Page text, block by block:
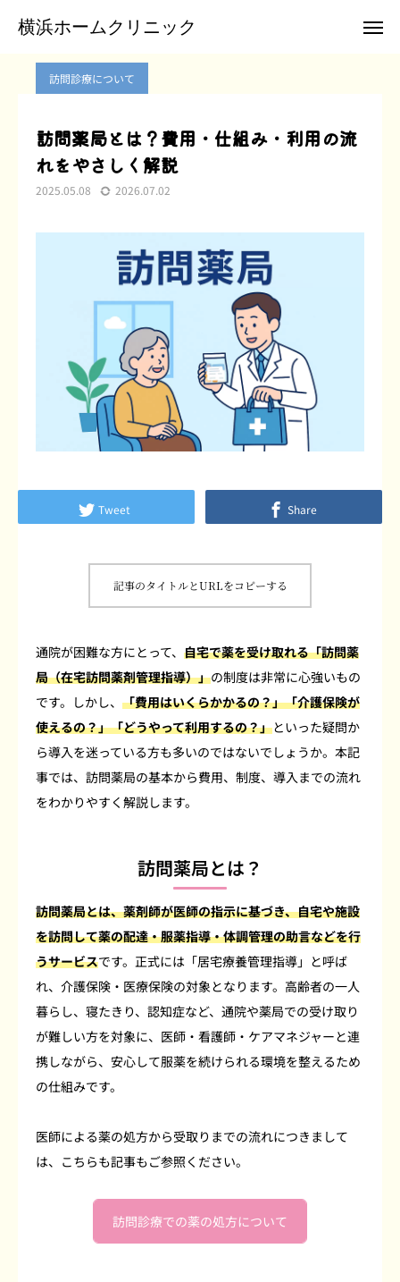
横浜ホームクリニック
ブログ 訪問診療について 訪問薬局とは？費用・仕組み・利用の流れをやさしく解説
訪問診療について
訪問薬局とは？費用・仕組み・利用の流
れをやさしく解説
2025.05.08 2026.07.02
Tweet Share
記事のタイトルとURLをコピーする
通院が困難な方にとって、 自宅で薬を受け取れる「訪問薬
局（在宅訪問薬剤管理指導）」の制度は非常に心強いもの
です。しかし、 「費用はいくらかかるの？」「介護保険が
使えるの？」「どうやって利用するの？」といった疑問か
ら導入を迷っている方も多いのではないでしょうか。本記
事では、訪問薬局の基本から費用、制度、導入までの流れ
をわかりやすく解説します。
訪問薬局とは？
訪問薬局とは、薬剤師が医師の指示に基づき、自宅や施設
を訪問して薬の配達・服薬指導・体調管理の助言などを行
うサービスです。正式には「居宅療養管理指導」と呼ば
れ、介護保険・医療保険の対象となります。高齢者の一人
暮らし、寝たきり、認知症など、通院や薬局での受け取り
が難しい方を対象に、医師・看護師・ケアマネジャーと連
携しながら、安心して服薬を続けられる環境を整えるため
の仕組みです。
医師による薬の処方から受取りまでの流れにつきまして
は、こちらも記事もご参照ください。
訪問診療での薬の処方について
横浜ホームクリニック
クリニックTwitter
訪問診療のご案内
患者様のご紹介
お問合せ
よくあるご質問
採用情報